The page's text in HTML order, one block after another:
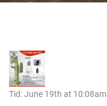
Tid: June 19th at 10:08am